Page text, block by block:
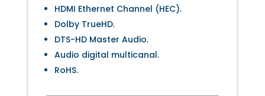
HDMI Ethernet Channel (HEC).
Dolby TrueHD.
DTS-HD Master Audio.
Audio digital multicanal.
RoHS.